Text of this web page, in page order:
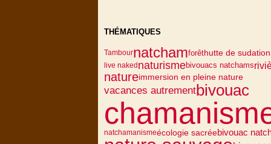
THÉMATIQUES
Tambournatchamforêthutte de sudation
live naked naturismebivouacs natchams
natureimmersion en pleine nature
vacances autrement bivouac
natchamanismeécologie sacréebivouac